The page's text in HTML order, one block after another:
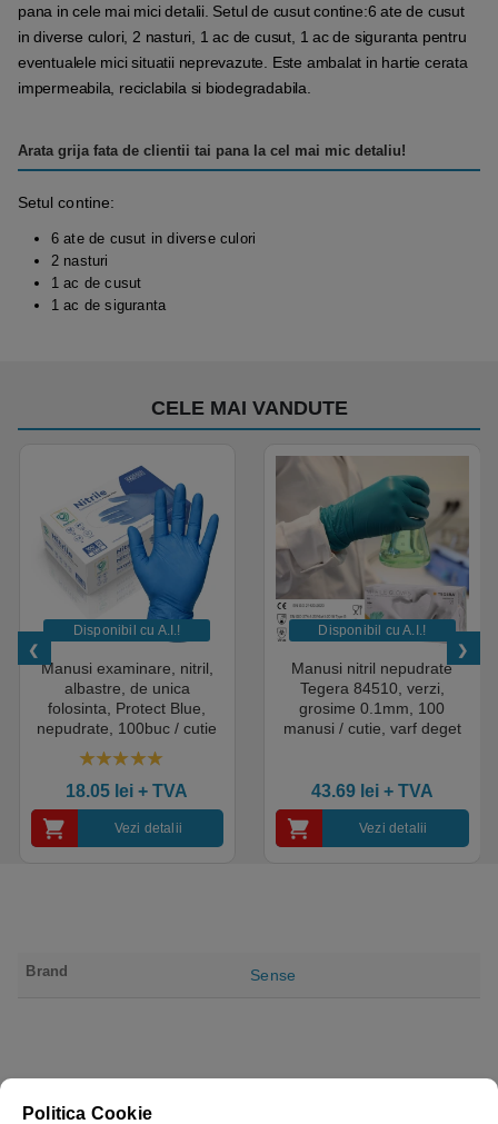
pana in cele mai mici detalii. Setul de cusut contine:6 ate de cusut
in diverse culori, 2 nasturi, 1 ac de cusut, 1 ac de siguranta pentru
eventualele mici situatii neprevazute. Este ambalat in hartie cerata
impermeabila, reciclabila si biodegradabila.
Arata grija fata de clientii tai pana la cel mai mic detaliu!
Setul contine:
6 ate de cusut in diverse culori
2 nasturi
1 ac de cusut
1 ac de siguranta
CELE MAI VANDUTE
Disponibil cu A.I.​!
Manusi examinare, nitril,
albastre, de unica
folosinta, Protect Blue,
nepudrate, 100buc / cutie
pentru medical, HoReCa,
saloane si domeniul
industrial, calitate premium
18.05 lei + TVA
Vezi detalii
Disponibil cu A.I.​!
Manusi nitril nepudrate
Tegera 84510, verzi,
grosime 0.1mm, 100
manusi / cutie, varf deget
43.69 lei+ TVA
Vezi detalii
Brand Sense
Politica Cookie